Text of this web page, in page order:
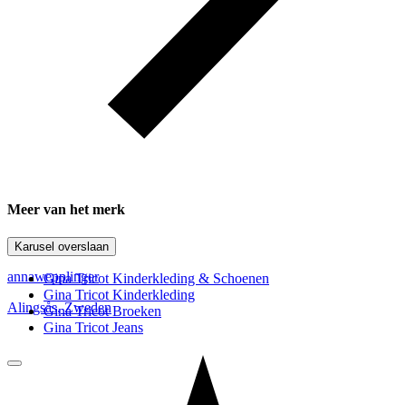
annawepplinger
Alingsås,Zweden
Meer van het merk
Karusel overslaan
Gina Tricot Kinderkleding & Schoenen
Gina Tricot Kinderkleding
Gina Tricot Broeken
Gina Tricot Jeans